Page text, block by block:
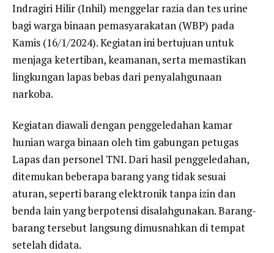
Indragiri Hilir (Inhil) menggelar razia dan tes urine
bagi warga binaan pemasyarakatan (WBP) pada
Kamis (16/1/2024). Kegiatan ini bertujuan untuk
menjaga ketertiban, keamanan, serta memastikan
lingkungan lapas bebas dari penyalahgunaan
narkoba.
Kegiatan diawali dengan penggeledahan kamar
hunian warga binaan oleh tim gabungan petugas
Lapas dan personel TNI. Dari hasil penggeledahan,
ditemukan beberapa barang yang tidak sesuai
aturan, seperti barang elektronik tanpa izin dan
benda lain yang berpotensi disalahgunakan. Barang-
barang tersebut langsung dimusnahkan di tempat
setelah didata.